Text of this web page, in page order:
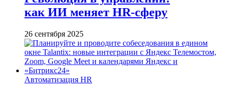
как ИИ меняет HR-сферу
26 сентября 2025
Автоматизация HR